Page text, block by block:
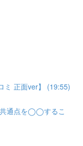
ミ 正面ver】 (19:55)
共通点を◯◯するこ